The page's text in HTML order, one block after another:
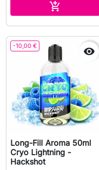

-10,00 € 
Long-Fill Aroma 50ml
Cryo Lightning -
Hackshot